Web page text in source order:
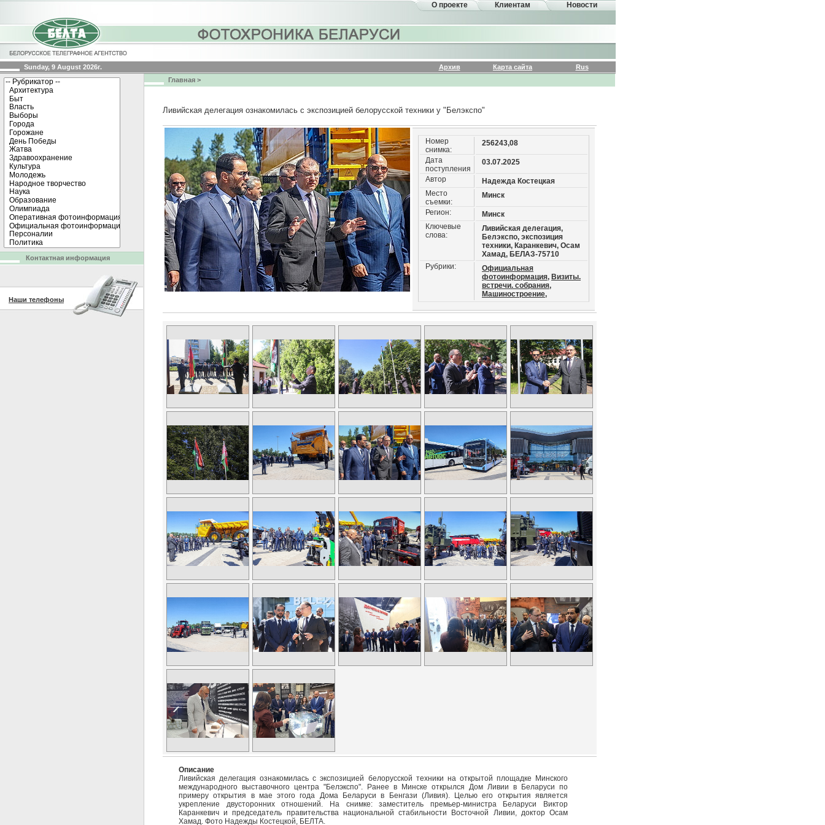
О проекте Клиентам Новости
Sunday, 9 August 2026г. Архив Карта сайта
Rus
Главная >
Ливийская делегация ознакомилась с экспозицией белорусской техники у "Белэкспо"
Номер
снимка:
256243,08
Дата
поступления
03.07.2025
Автор
Надежда Костецкая
Место
съемки:
Минск
Регион:
Минск
Ключевые
слова:
Ливийская делегация,
Белэкспо, экспозиция
техники, Каранкевич, Осам
Хамад, БЕЛАЗ-75710
Рубрики:
Официальная
фотоинформация, Визиты.
встречи. собрания,
Машиностроение,
Описание
Ливийская делегация ознакомилась с экспозицией белорусской техники на открытой площадке Минского
международного выставочного центра "Белэкспо". Ранее в Минске открылся Дом Ливии в Беларуси по
примеру открытия в мае этого года Дома Беларуси в Бенгази (Ливия). Целью его открытия является
укрепление двусторонних отношений. На снимке: заместитель премьер-министра Беларуси Виктор
Каранкевич и председатель правительства национальной стабильности Восточной Ливии, доктор Осам
Хамад. Фото Надежды Костецкой, БЕЛТА.
Контактная информация
Наши телефоны